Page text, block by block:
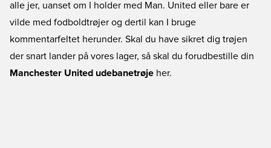
alle jer, uanset om I holder med Man. United eller bare er
vilde med fodboldtrøjer og dertil kan I bruge
kommentarfeltet herunder. Skal du have sikret dig trøjen
der snart lander på vores lager, så skal du forudbestille din
Manchester United udebanetrøje her.